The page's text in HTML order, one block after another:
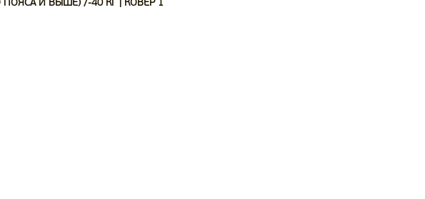
ПОЯСА И ВЫШЕ) /-40 КГ | КОВЕР 1